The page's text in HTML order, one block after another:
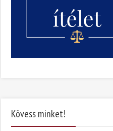
Kövess minket!